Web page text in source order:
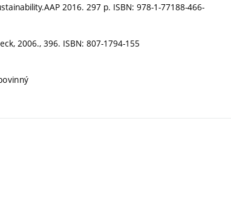
2016. 297 p. ISBN: 978-1-77188-466-
2006., 396. ISBN: 807-1794-155